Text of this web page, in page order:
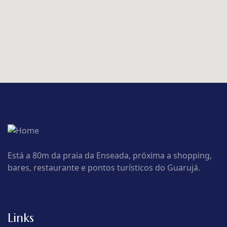
Está a 80m da praia da Enseada, próxima a shopping,
bares, restaurante e pontos turísticos do Guarujá.
Links